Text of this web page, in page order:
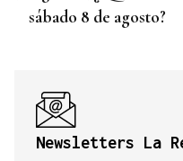
sábado 8 de agosto?
Newsletters La